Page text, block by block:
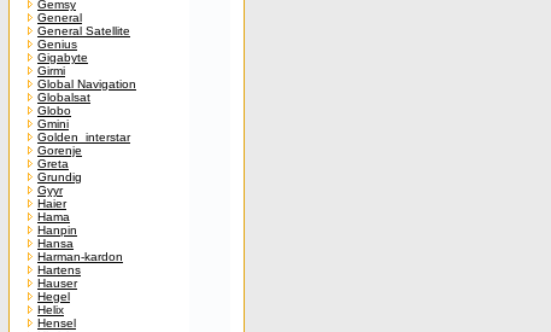
Gemsy
General
General Satellite
Genius
Gigabyte
Girmi
Global Navigation
Globalsat
Globo
Gmini
Golden_interstar
Gorenje
Greta
Grundig
Gyyr
Haier
Hama
Hanpin
Hansa
Harman-kardon
Hartens
Hauser
Hegel
Helix
Hensel